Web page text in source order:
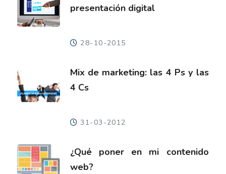
presentación digital
28-10-2015
Mix de marketing: las 4 Ps y las
4 Cs
31-03-2012
¿Qué poner en mi contenido
web?